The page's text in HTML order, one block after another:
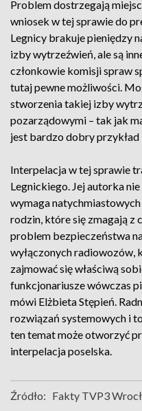
Problem dostrzegają
wniosek w tej sprawie do
Legnicy brakuje pieniędzy
izby wytrzeźwień, ale są
członkowie komisji spraw
tutaj pewne możliwości.
stworzenia takiej izby
pozarządowymi – tak jak
jest bardzo dobry przykład
Interpelacja w tej sprawie
Legnickiego. Jej autorka
wymaga
rodzin, które się zmagają z
problem bezpieczeństwa
wyłączonych radiowozów,
zajmować się właściwą
funkcjonariusze wówczas
mówi Elżbieta Stępień.
rozwiązań systemowych i
ten temat może otworzyć
interpelacja poselska.
Źródło: Fakty TVP3